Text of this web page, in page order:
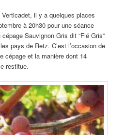
il y a quelques places
à 20h30 pour une séance
Sauvignon Gris dit “Fié Gris”
pays de Retz. C’est l’occasion de
cépage et la manière dont 14
restitue.